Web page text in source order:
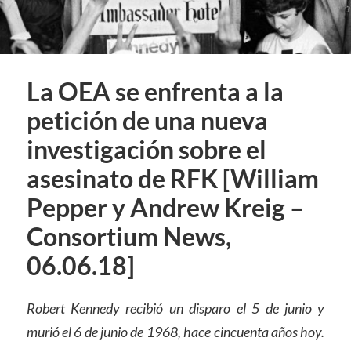
La OEA se enfrenta a la
petición de una nueva
investigación sobre el
asesinato de RFK [William
Pepper y Andrew Kreig –
Consortium News,
06.06.18]
Robert Kennedy recibió un disparo el 5 de junio y
murió el 6 de junio de 1968, hace cincuenta años hoy.